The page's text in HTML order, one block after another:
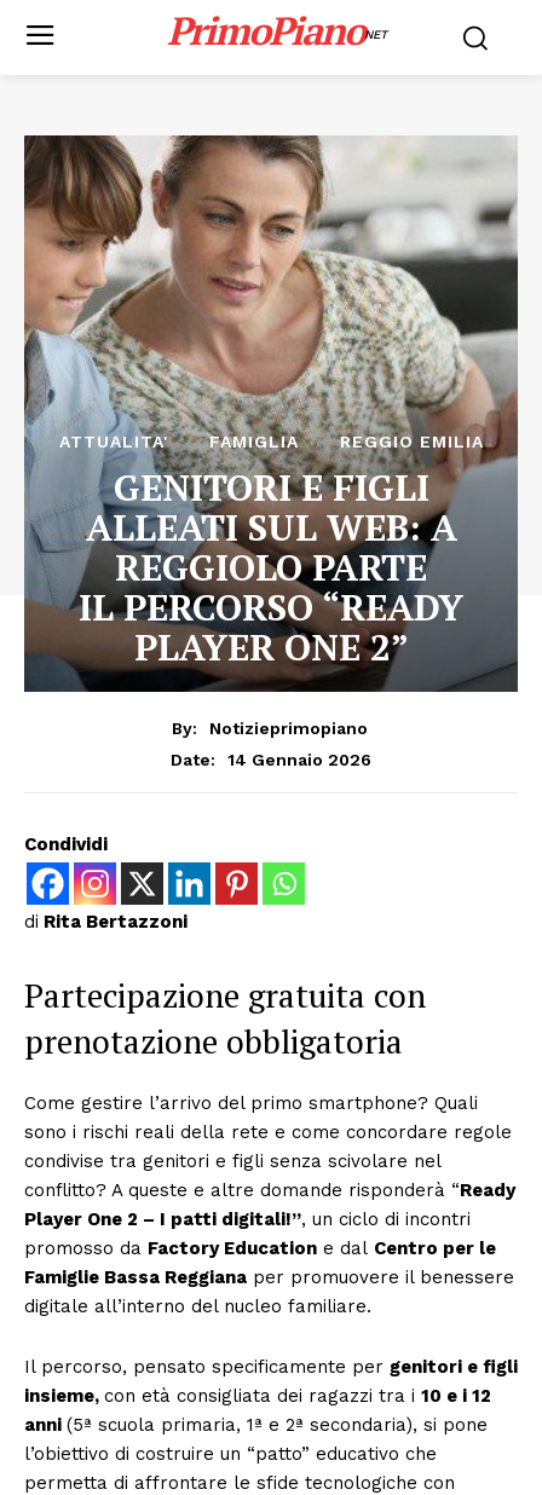
PrimoPianoNET
ATTUALITA' FAMIGLIA REGGIO EMILIA
GENITORI E FIGLI
ALLEATI SUL WEB: A
REGGIOLO PARTE
IL PERCORSO “READY
PLAYER ONE 2”
By:
Notizieprimopiano
Date:
14 Gennaio 2026
Condividi
di Rita Bertazzoni
Partecipazione gratuita con
prenotazione obbligatoria
Come gestire l’arrivo del primo smartphone? Quali
sono i rischi reali della rete e come concordare regole
condivise tra genitori e figli senza scivolare nel
conflitto? A queste e altre domande risponderà “Ready
Player One 2 – I patti digitali!”, un ciclo di incontri
promosso da Factory Education e dal Centro per le
Famiglie Bassa Reggiana per promuovere il benessere
digitale all’interno del nucleo familiare.
Il percorso, pensato specificamente per genitori e figli
insieme, con età consigliata dei ragazzi tra i 10 e i 12
anni (5ª scuola primaria, 1ª e 2ª secondaria), si pone
l’obiettivo di costruire un “patto” educativo che
permetta di affrontare le sfide tecnologiche con